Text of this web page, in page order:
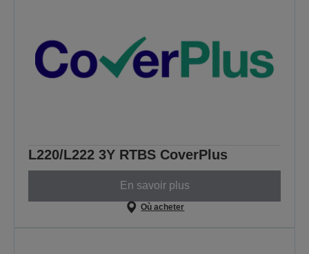
L220/L222 3Y RTBS CoverPlus
En savoir plus
Où acheter